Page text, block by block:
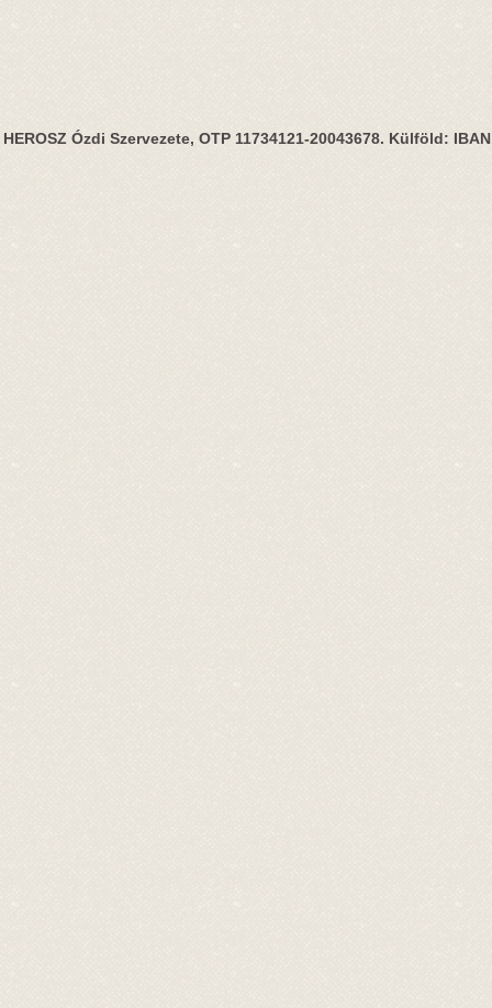
HEROSZ Ózdi Szervezete, OTP 11734121-20043678. Külföld: